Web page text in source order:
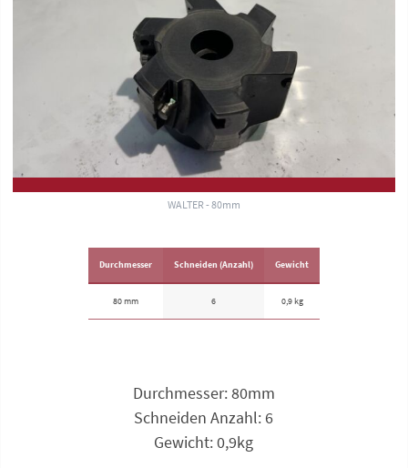
WALTER - 80mm
Durchmesser
80 mm
Schneiden (Anzahl)
6
Gewicht
0,9 kg
Durchmesser: 80mm
Schneiden Anzahl: 6
Gewicht: 0,9kg